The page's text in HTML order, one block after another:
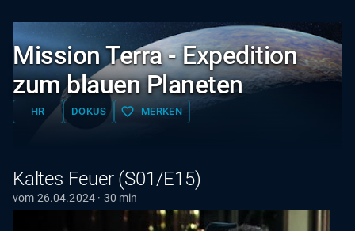
Mission Terra - Expedition
zum blauen Planeten
HR DOKUS favorite_border MERKEN
Kaltes Feuer (S01/E15)
vom 26.04.2024 · 30 min